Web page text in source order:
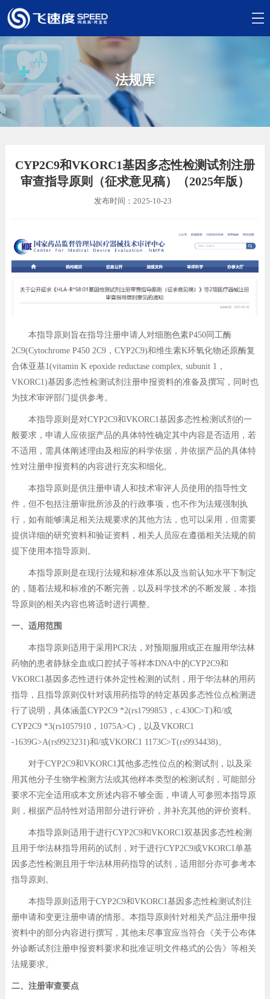
法规库
CYP2C9和VKORC1基因多态性检测试剂注册
审查指导原则（征求意见稿）（2025年版）
发布时间：2025-10-23
本指导原则旨在指导注册申请人对细胞色素P450同工酶
2C9(Cytochrome P450 2C9，CYP2C9)和维生素K环氧化物还原酶复
合体亚基1(vitamin K epoxide reductase complex, subunit 1，
VKORC1)基因多态性检测试剂注册申报资料的准备及撰写，同时也
为技术审评部门提供参考。
本指导原则是对CYP2C9和VKORC1基因多态性检测试剂的一
般要求，申请人应依据产品的具体特性确定其中内容是否适用，若
不适用，需具体阐述理由及相应的科学依据，并依据产品的具体特
性对注册申报资料的内容进行充实和细化。
本指导原则是供注册申请人和技术审评人员使用的指导性文
件，但不包括注册审批所涉及的行政事项，也不作为法规强制执
行，如有能够满足相关法规要求的其他方法，也可以采用，但需要
提供详细的研究资料和验证资料，相关人员应在遵循相关法规的前
提下使用本指导原则。
本指导原则是在现行法规和标准体系以及当前认知水平下制定
的，随着法规和标准的不断完善，以及科学技术的不断发展，本指
导原则的相关内容也将适时进行调整。
一、适用范围
本指导原则适用于采用PCR法，对预期服用或正在服用华法林
药物的患者静脉全血或口腔拭子等样本DNA中的CYP2C9和
VKORC1基因多态性进行体外定性检测的试剂，用于华法林的用药
指导，且指导原则仅针对该用药指导的特定基因多态性位点检测进
行了说明，具体涵盖CYP2C9 *2(rs1799853，c.430C>T)和/或
CYP2C9 *3(rs1057910，1075A>C)，以及VKORC1
-1639G>A(rs9923231)和/或VKORC1 1173C>T(rs9934438)。
对于CYP2C9和VKORC1其他多态性位点的检测试剂，以及采
用其他分子生物学检测方法或其他样本类型的检测试剂，可能部分
要求不完全适用或本文所述内容不够全面，申请人可参照本指导原
则，根据产品特性对适用部分进行评价，并补充其他的评价资料。
本指导原则适用于进行CYP2C9和VKORC1双基因多态性检测
且用于华法林指导用药的试剂，对于进行CYP2C9或VKORC1单基
因多态性检测且用于华法林用药指导的试剂，适用部分亦可参考本
指导原则。
本指导原则适用于CYP2C9和VKORC1基因多态性检测试剂注
册申请和变更注册申请的情形。本指导原则针对相关产品注册申报
资料中的部分内容进行撰写，其他未尽事宜应当符合《关于公布体
外诊断试剂注册申报资料要求和批准证明文件格式的公告》等相关
法规要求。
二、注册审查要点